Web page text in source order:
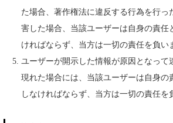
た場合、著作権法に違反する行為を行っ
害した場合、当該ユーザーは自身の責任
ければならず、当方は一切の責任を負い
ユーザーが開示した情報が原因となって
現れた場合には、当該ユーザーは自身の
しなければならず、当方は一切の責任を